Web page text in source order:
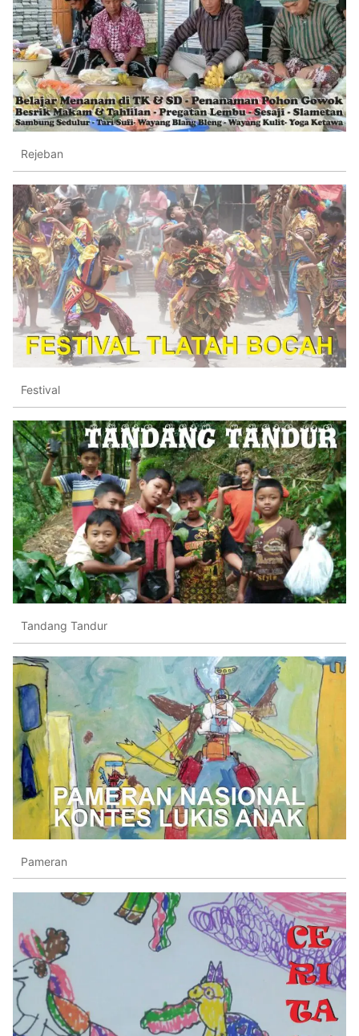
Rejeban
Festival
Tandang Tandur
Pameran